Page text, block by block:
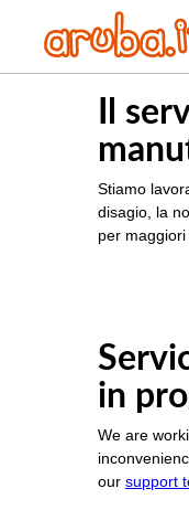
Il
Stiamo
disagio, la
per
in
We are
our support